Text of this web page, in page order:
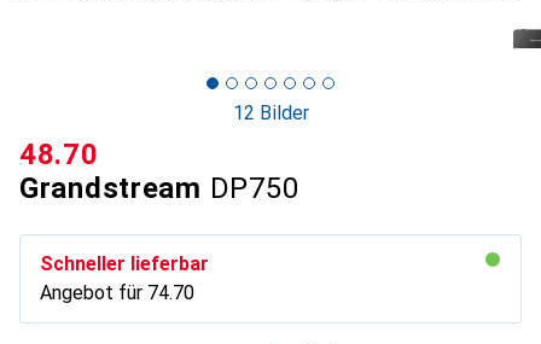
12 Bilder
Grandstream DP750
CHF
48.70
Schneller lieferbar
Angebot für CHF
74.70